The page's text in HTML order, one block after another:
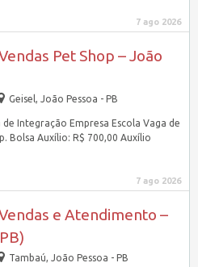
7 ago 2026
Pet Shop – João
Geisel, João Pessoa - PB
de Integração Empresa Escola Vaga de
Bolsa Auxílio: R$ 700,00 Auxílio
7 ago 2026
e Atendimento –
Tambaú, João Pessoa - PB